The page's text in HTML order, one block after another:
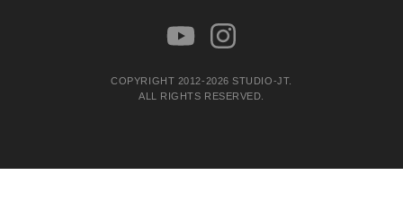
COPYRIGHT 2012-2026 STUDIO-JT.
ALL RIGHTS RESERVED.